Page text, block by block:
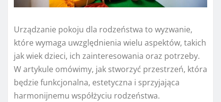
Urządzanie pokoju dla rodzeństwa to wyzwanie,
które wymaga uwzględnienia wielu aspektów, takich
jak wiek dzieci, ich zainteresowania oraz potrzeby.
W artykule omówimy, jak stworzyć przestrzeń, która
będzie funkcjonalna, estetyczna i sprzyjająca
harmonijnemu współżyciu rodzeństwa.